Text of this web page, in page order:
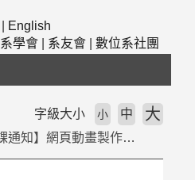
English
系學會 系友會 數位系社團
【緊急停課通知】網頁動畫製作停課一次!!
字級大小 小 中 大